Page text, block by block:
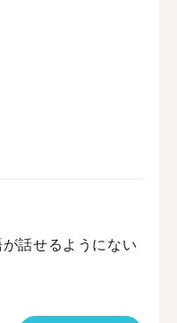
話せるようにない